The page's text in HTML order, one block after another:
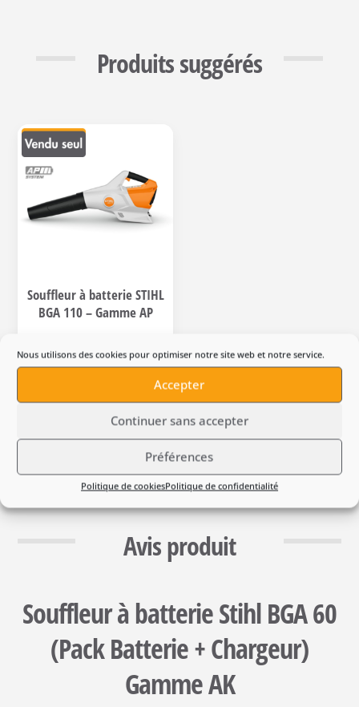
Nous utilisons des cookies pour optimiser notre site web et notre service.
Accepter
Continuer sans accepter
Préférences
Politique de cookiesPolitique de confidentialité
Produits suggérés
Souffleur à batterie STIHL
BGA 110 – Gamme AP
Avis produit
Souffleur à batterie Stihl BGA 60
(Pack Batterie + Chargeur)
Gamme AK